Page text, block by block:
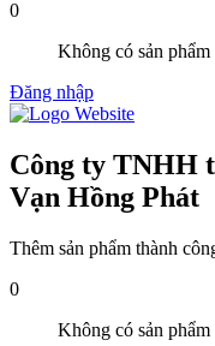
0
Không có sản
Đăng nhập
Công ty TNHH
Vạn Hồng Phát
Thêm sản phẩm thành
0
Không có sản